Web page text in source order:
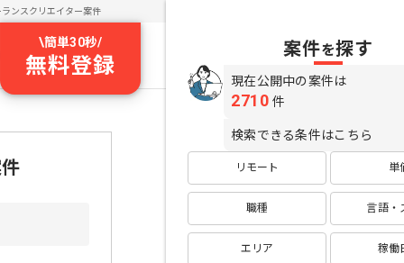
ランスクリエイター案件
\簡単30秒/
無料登録
案件を探す
現在公開中の案件は
2710 件
検索できる条件はこちら
リモート 単
職種 言語・
エリア 稼働